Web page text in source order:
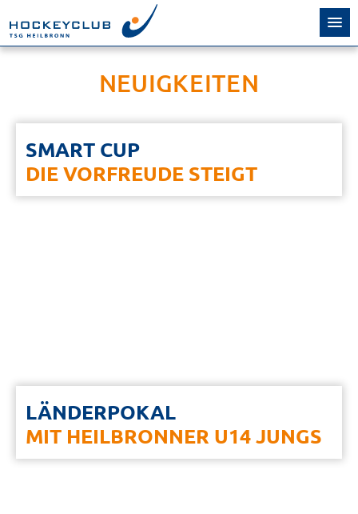
NEUIGKEITEN
SMART CUP
DIE VORFREUDE STEIGT
LÄNDERPOKAL
MIT HEILBRONNER U14 JUNGS